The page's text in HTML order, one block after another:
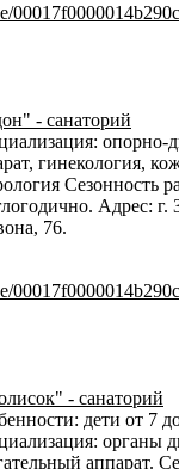
- санаторий
опорно-
гинекология,
Сезонность
Адрес: г.
76.
- санаторий
дети от 7
органы
аппарат.